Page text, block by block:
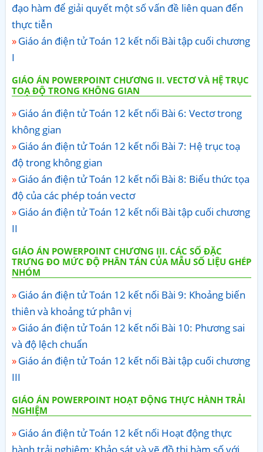
đạo hàm để giải quyết một số vấn đề liên quan đến
thực tiễn
Giáo án điện tử Toán 12 kết nối Bài tập cuối chương
I
GIÁO ÁN POWERPOINT CHƯƠNG II. VECTƠ VÀ HỆ TRỤC
TOẠ ĐỘ TRONG KHÔNG GIAN
Giáo án điện tử Toán 12 kết nối Bài 6: Vectơ trong
không gian
Giáo án điện tử Toán 12 kết nối Bài 7: Hệ trục toạ
độ trong không gian
Giáo án điện tử Toán 12 kết nối Bài 8: Biểu thức tọa
độ của các phép toán vectơ
Giáo án điện tử Toán 12 kết nối Bài tập cuối chương
II
GIÁO ÁN POWERPOINT CHƯƠNG III. CÁC SỐ ĐẶC
TRƯNG ĐO MỨC ĐỘ PHÂN TÁN CỦA MẪU SỐ LIỆU GHÉP
NHÓM
Giáo án điện tử Toán 12 kết nối Bài 9: Khoảng biến
thiên và khoảng tứ phân vị
Giáo án điện tử Toán 12 kết nối Bài 10: Phương sai
và độ lệch chuẩn
Giáo án điện tử Toán 12 kết nối Bài tập cuối chương
III
GIÁO ÁN POWERPOINT HOẠT ĐỘNG THỰC HÀNH TRẢI
NGHIỆM
Giáo án điện tử Toán 12 kết nối Hoạt động thực
hành trải nghiệm: Khảo sát và vẽ đồ thị hàm số với